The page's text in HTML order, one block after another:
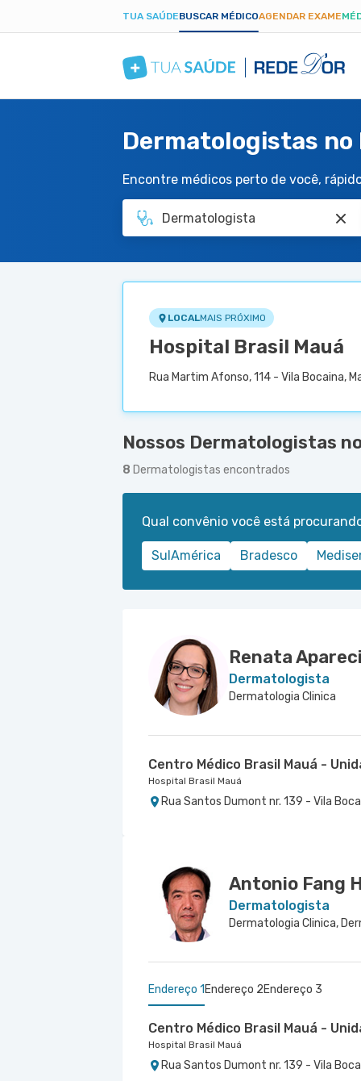
TUA SAÚDEBUSCAR MÉDICOAGENDAR EXAME
Dermatologistas no
Encontre médicos perto de você,
LOCALMAIS PRÓXIMO
Hospital Brasil Mauá
Rua Martim Afonso, 114 - Vila Bocaina,
Nossos Dermatologistas
8 Dermatologistas encontrados
Qual convênio você está
SulAmérica Bradesco
Renata
Dermatologista
Dermatologia Clinica
Centro Médico Brasil Mauá -
Hospital Brasil Mauá
Rua Santos Dumont nr. 139 - Vila
Antonio Fang
Dermatologista
Endereço 1 Endereço 2Endereço 3
Centro Médico Brasil Mauá -
Hospital Brasil Mauá
Rua Santos Dumont nr. 139 - Vila